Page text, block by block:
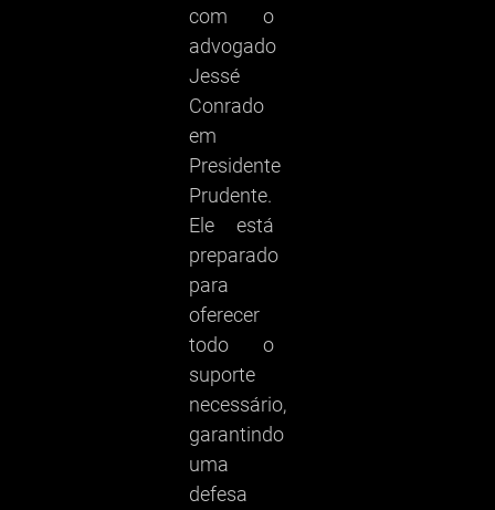
com o
advogado
Jessé
Conrado
em
Presidente
Prudente.
Ele está
preparado
para
oferecer
todo o
suporte
necessário,
garantindo
uma
defesa